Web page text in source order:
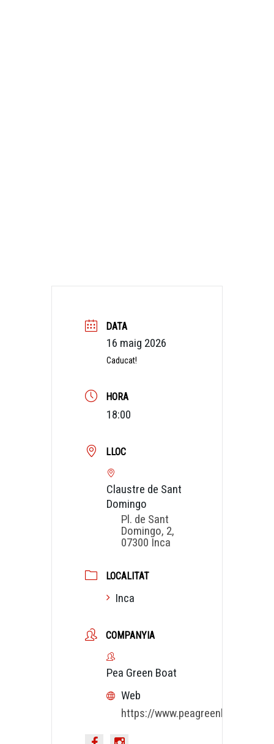
DATA
16 maig 2026
Caducat!
HORA
18:00
LLOC
Claustre de Sant
Domingo
Pl. de Sant
Domingo, 2,
07300 Inca
LOCALITAT
Inca
COMPANYIA
Pea Green Boat
Web
https://www.peagreenboat.es/